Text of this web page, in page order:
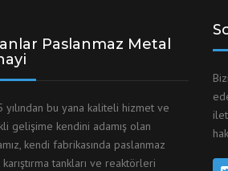
Paslanmaz Metal
yılından bu yana kaliteli hizmet ve
gelişime kendini adamış olan
kendi fabrikasında paslanmaz
tankları ve reaktörleri